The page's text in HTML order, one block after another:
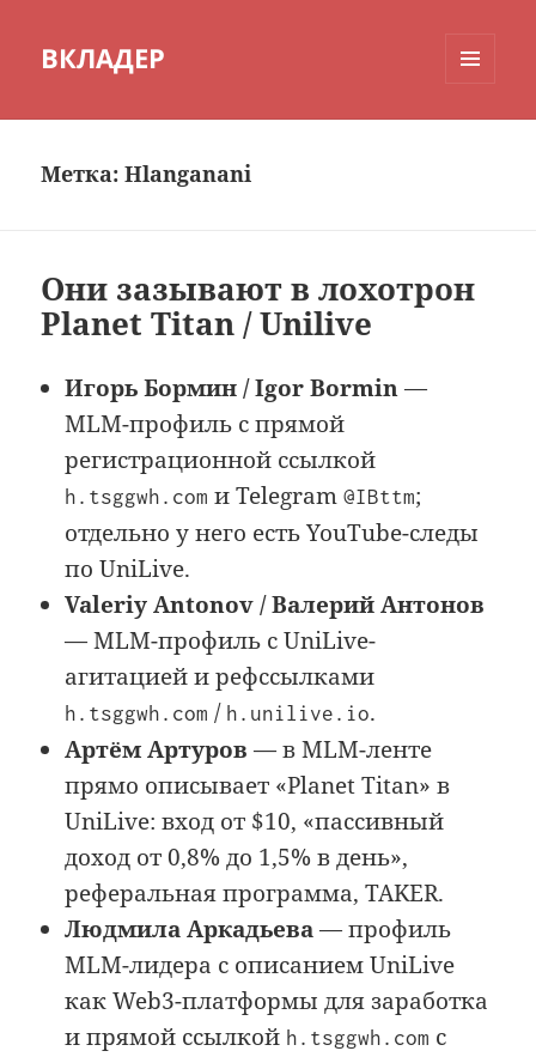
ВКЛАДЕР
Метка:Hlanganani
Они зазывают в лохотрон
Planet Titan / Unilive
Игорь Бормин / Igor Bormin—
MLM-профиль с прямой
регистрационной ссылкой
h.tsggwh.com и Telegram@IBttm;
отдельно у него есть YouTube-следы
по UniLive.
Valeriy Antonov / Валерий Антонов
— MLM-профиль с UniLive-
агитацией и рефссылками
h.tsggwh.com / h.unilive.io.
Артём Артуров — в MLM-ленте
прямо описывает «Planet Titan» в
UniLive: вход от $10, «пассивный
доход от 0,8% до 1,5% в день»,
реферальная программа, TAKER.
Людмила Аркадьева— профиль
MLM-лидера с описанием UniLive
как Web3-платформы для заработка
и прямой ссылкой h.tsggwh.com с